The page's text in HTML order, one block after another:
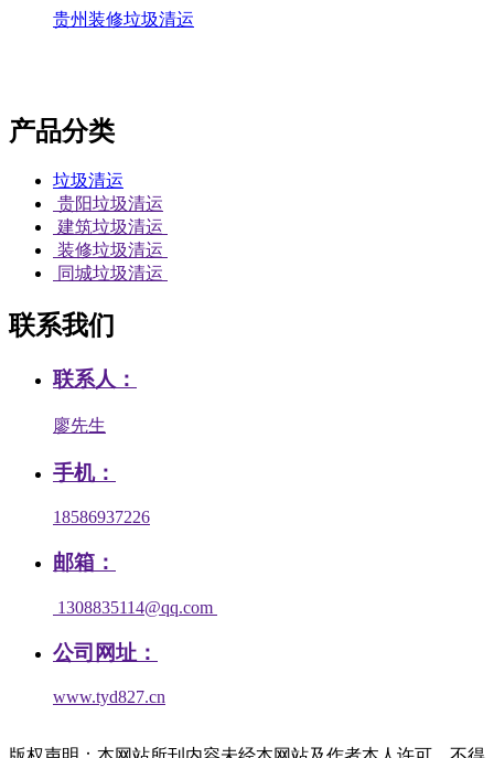
贵州装修垃圾清运
产品分类
垃圾清运
贵阳垃圾清运
建筑垃圾清运
装修垃圾清运
同城垃圾清运
联系我们
联系人：
廖先生
手机：
18586937226
邮箱：
1308835114@qq.com
公司网址：
www.tyd827.cn